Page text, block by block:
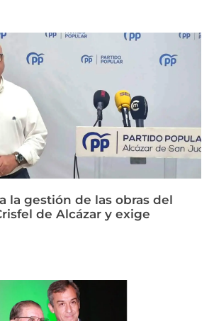
la gestión de las obras del
de Alcázar y exige